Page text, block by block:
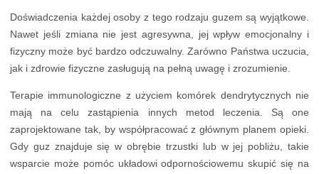
Doświadczenia każdej osoby z tego rodzaju guzem są wyjątkowe.
Nawet jeśli zmiana nie jest agresywna, jej wpływ emocjonalny i
fizyczny może być bardzo odczuwalny. Zarówno Państwa uczucia,
jak i zdrowie fizyczne zasługują na pełną uwagę i zrozumienie.
Terapie immunologiczne z użyciem komórek dendrytycznych nie
mają na celu zastąpienia innych metod leczenia. Są one
zaprojektowane tak, by współpracować z głównym planem opieki.
Gdy guz znajduje się w obrębie trzustki lub w jej pobliżu, takie
wsparcie może pomóc układowi odpornościowemu skupić się na